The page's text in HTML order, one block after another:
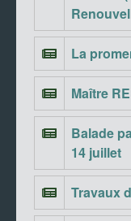
La
Maître
Balade
14 juillet
Travaux